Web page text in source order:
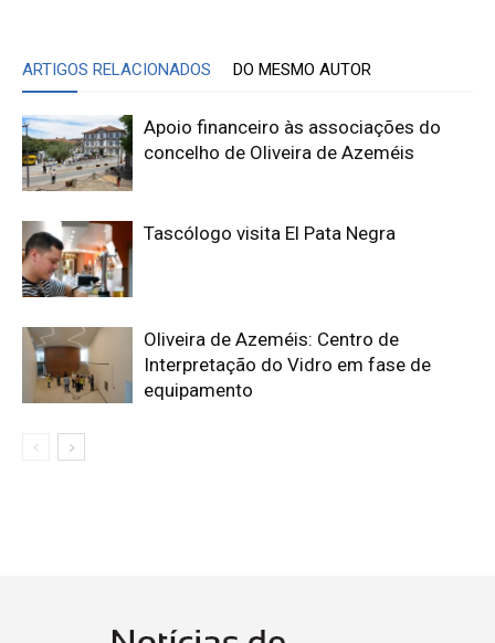
ARTIGOS RELACIONADOS DO MESMO AUTOR
Apoio financeiro às associações do
concelho de Oliveira de Azeméis
Tascólogo visita El Pata Negra
Oliveira de Azeméis: Centro de
Interpretação do Vidro em fase de
equipamento